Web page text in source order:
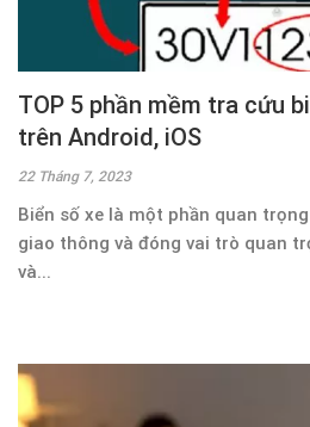
TOP 5 phần mềm tra cứu
trên Android, iOS
22 Tháng 7, 2023
Biển số xe là một phần quan
giao thông và đóng vai trò quan
và...